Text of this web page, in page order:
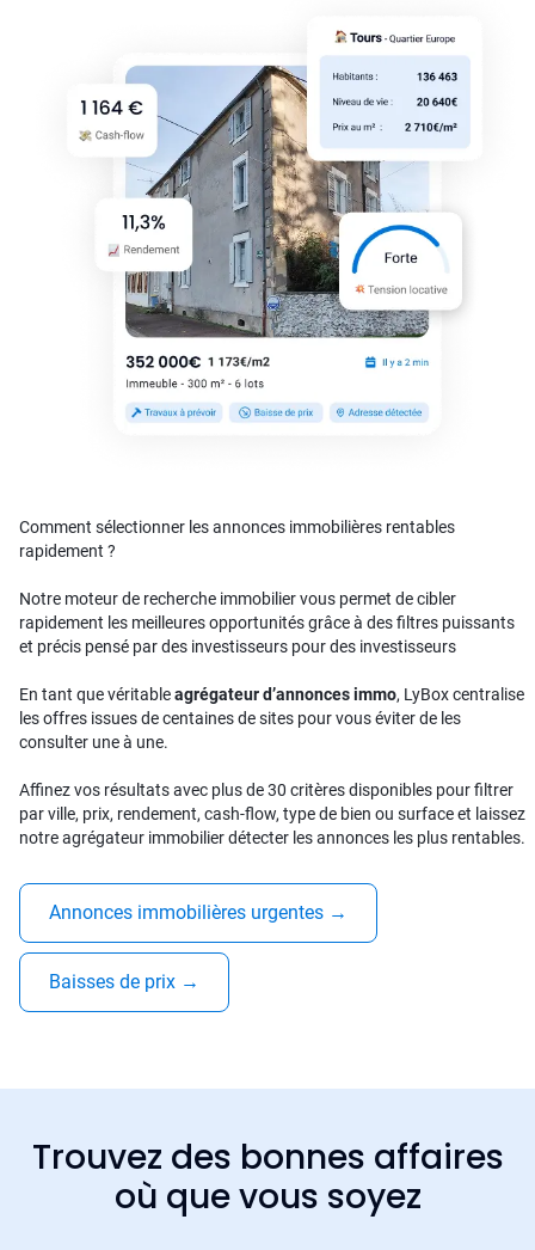
Comment sélectionner les annonces immobilières rentables
rapidement ?
Notre moteur de recherche immobilier vous permet de cibler
rapidement les meilleures opportunités grâce à des filtres puissants
et précis pensé par des investisseurs pour des investisseurs
En tant que véritableagrégateur d’annonces immo, LyBox centralise
les offres issues de centaines de sites pour vous éviter de les
consulter une à une.
Affinez vos résultats avec plus de 30 critères disponibles pour filtrer
par ville, prix, rendement, cash-flow, type de bien ou surface et laissez
notre agrégateur immobilier détecter les annonces les plus rentables.
Annonces immobilières urgentes →
Baisses de prix →
Trouvez des bonnes affaires
où que vous soyez